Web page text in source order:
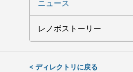
ニュース
レノボストーリー
< ディレクトリに戻る